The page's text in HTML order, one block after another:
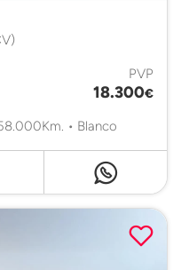
PVP
18.300€
• Blanco